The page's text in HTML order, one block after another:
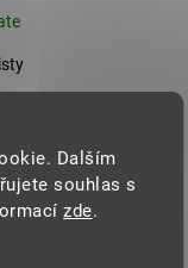
Dalším
souhlas s
zde.
pepř